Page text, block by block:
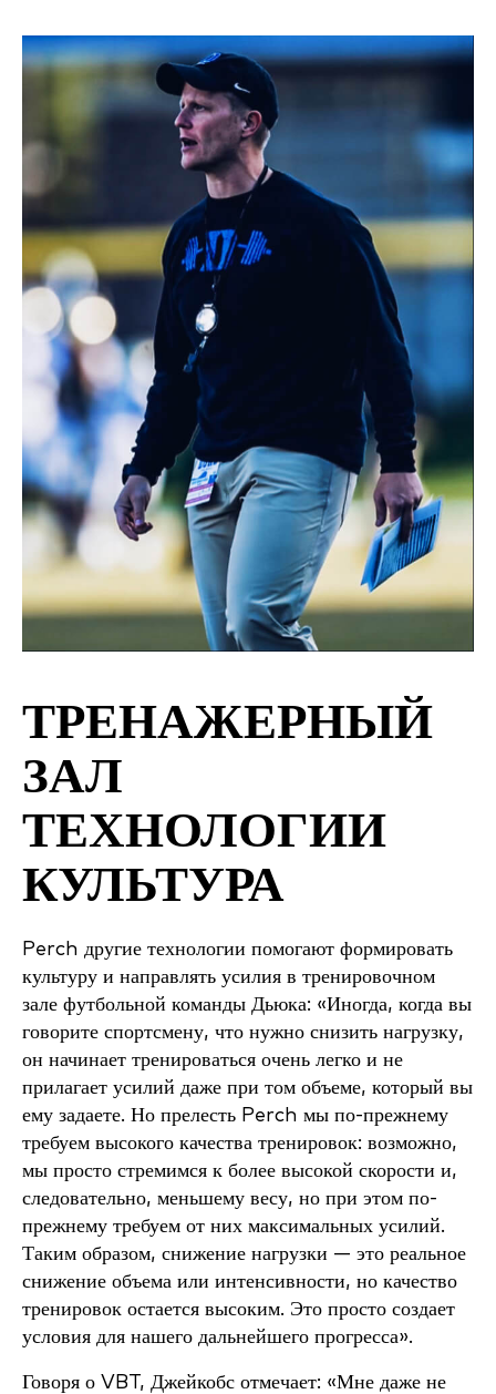
ТРЕНАЖЕРНЫЙ
ЗАЛ
ТЕХНОЛОГИИ
КУЛЬТУРА
Perch другие технологии помогают формировать
культуру и направлять усилия в тренировочном
зале футбольной команды Дьюка: «Иногда, когда вы
говорите спортсмену, что нужно снизить нагрузку,
он начинает тренироваться очень легко и не
прилагает усилий даже при том объеме, который вы
ему задаете. Но прелесть Perch мы по-прежнему
требуем высокого качества тренировок: возможно,
мы просто стремимся к более высокой скорости и,
следовательно, меньшему весу, но при этом по-
прежнему требуем от них максимальных усилий.
Таким образом, снижение нагрузки — это реальное
снижение объема или интенсивности, но качество
тренировок остается высоким. Это просто создает
условия для нашего дальнейшего прогресса».
Говоря о VBT, Джейкобс отмечает: «Мне даже не